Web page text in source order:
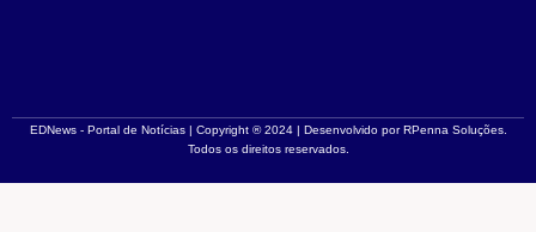
EDNews - Portal de Notícias | Copyright ® 2024 | Desenvolvido por RPenna Soluções.
Todos os direitos reservados.